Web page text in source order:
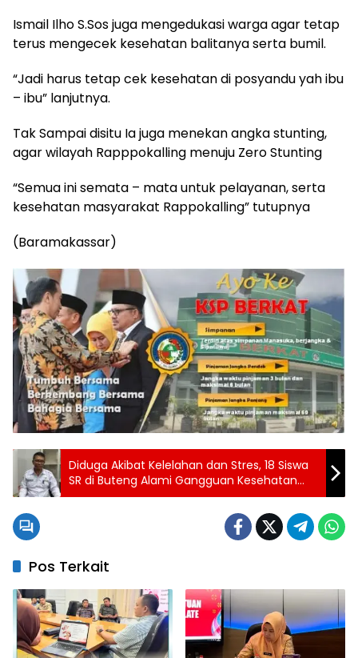
Ismail Ilho S.Sos juga mengedukasi warga agar tetap
terus mengecek kesehatan balitanya serta bumil.
“Jadi harus tetap cek kesehatan di posyandu yah ibu
– ibu” lanjutnya.
Tak Sampai disitu Ia juga menekan angka stunting,
agar wilayah Rapppokalling menuju Zero Stunting
“Semua ini semata – mata untuk pelayanan, serta
kesehatan masyarakat Rappokalling” tutupnya
(Baramakassar)
Diduga Akibat Kelelahan dan Stres, 18 Siswa
SR di Buteng Alami Gangguan Kesehatan
Usai Santap Siang
Pos Terkait